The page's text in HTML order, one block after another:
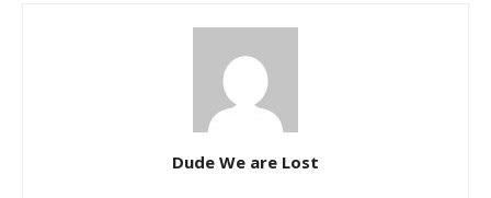
Dude We are Lost